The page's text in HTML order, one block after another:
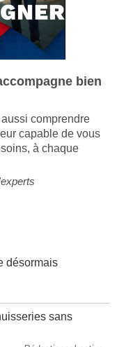
bien
comprendre
capable de vous
à chaque
désormais
sans